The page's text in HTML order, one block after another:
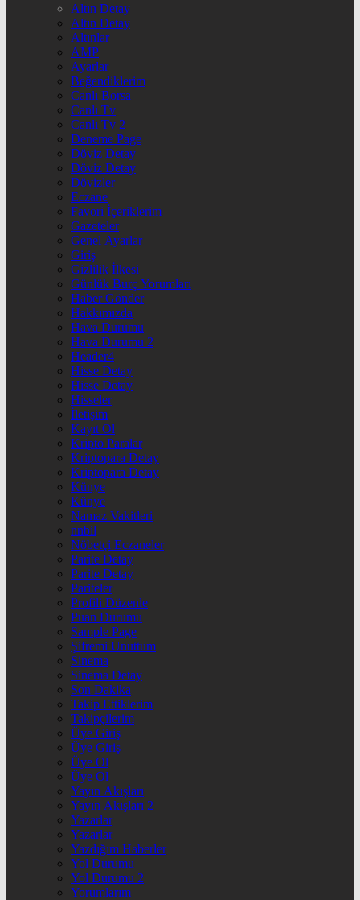
Altın Detay
Altın Detay
Altınlar
AMP
Ayarlar
Beğendiklerim
Canlı Borsa
Canlı Tv
Canlı Tv 2
Deneme Page
Döviz Detay
Döviz Detay
Dövizler
Eczane
Favori İçeriklerim
Gazeteler
Genel Ayarlar
Giriş
Gizlilik İlkesi
Günlük Burç Yorumları
Haber Gönder
Hakkımızda
Hava Durumu
Hava Durumu 2
Header4
Hisse Detay
Hisse Detay
Hisseler
İletişim
Kayıt Ol
Kripto Paralar
Kriptopara Detay
Kriptopara Detay
Künye
Künye
Namaz Vakitleri
nnbil
Nöbetçi Eczaneler
Parite Detay
Parite Detay
Pariteler
Profili Düzenle
Puan Durumu
Sample Page
Şifremi Unuttum
Sinema
Sinema Detay
Son Dakika
Takip Ettiklerim
Takipçilerim
Üye Giriş
Üye Giriş
Üye Ol
Üye Ol
Yayın Akışları
Yayın Akışları 2
Yazarlar
Yazarlar
Yazdığım Haberler
Yol Durumu
Yol Durumu 2
Yorumlarım